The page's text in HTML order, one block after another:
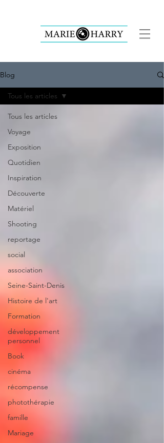
Blog
Tous les articles
Voyage
Exposition
Quotidien
Inspiration
Découverte
Matériel
Shooting
reportage
social
association
Seine-Saint-Denis
Histoire de l'art
Formation
développement
personnel
Book
cinéma
récompense
photothérapie
famille
Mariage
Tous les articles